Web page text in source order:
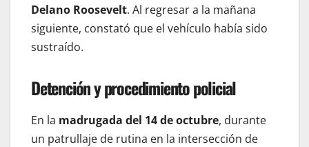
Delano Roosevelt. Al regresar a la mañana
siguiente, constató que el vehículo había sido
sustraído.
Detención y procedimiento policial
En la madrugada del 14 de octubre, durante
un patrullaje de rutina en la intersección de